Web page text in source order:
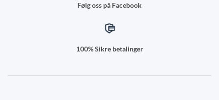
Følg oss på Facebook
100% Sikre betalinger